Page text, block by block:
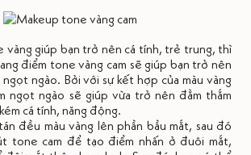
vàng giúp bạn trở nên cá tính, trẻ trung, thì
điểm tone vàng cam sẽ giúp bạn trở nên
ngào. Bởi với sự kết hợp của màu vàng
ngọt ngào sẽ giúp vừa trở nên đằm thắm
cá tính, năng động.
đều màu vàng lên phần bầu mắt, sau đó
tone cam để tạo điểm nhấn ở đuôi mắt,